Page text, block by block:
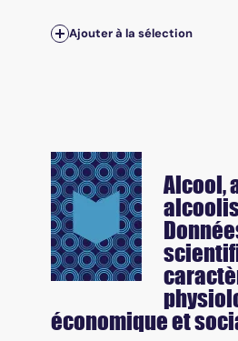
Ajouter à la sélection
Alcool,
économique et